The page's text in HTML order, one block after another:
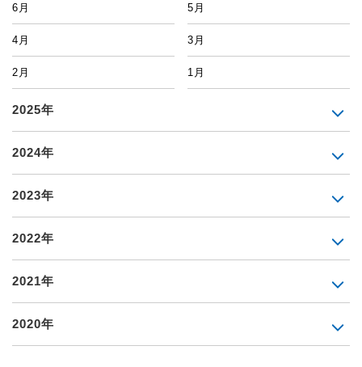
6月 5月
4月 3月
2月 1月
2025年
2024年
2023年
2022年
2021年
2020年